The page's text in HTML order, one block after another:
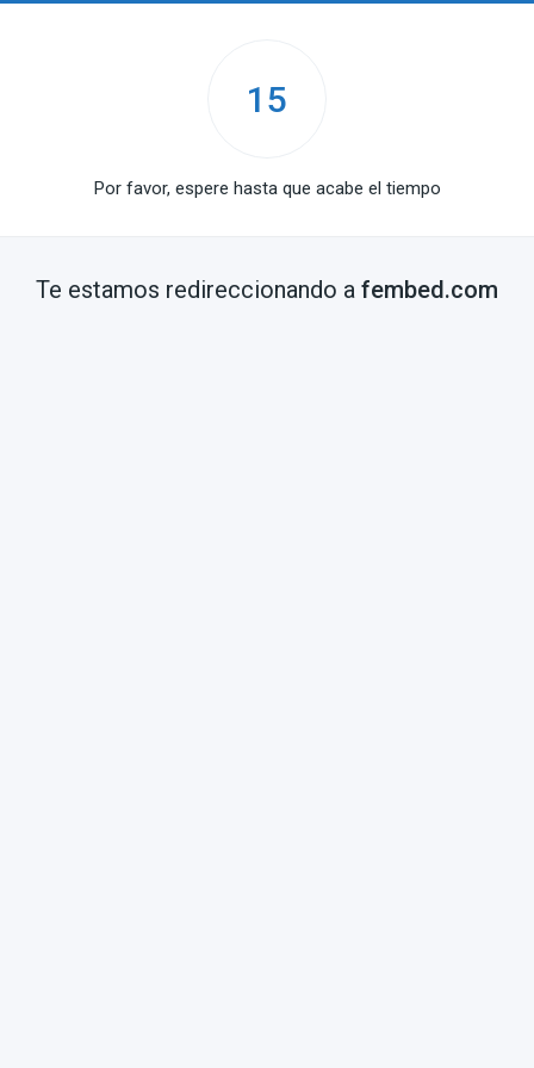
15
Por favor, espere hasta que acabe el tiempo
Te estamos redireccionando a fembed.com